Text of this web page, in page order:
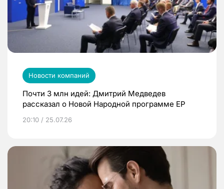
Новости компаний
Почти 3 млн идей: Дмитрий Медведев
рассказал о Новой Народной программе ЕР
20:10 / 25.07.26